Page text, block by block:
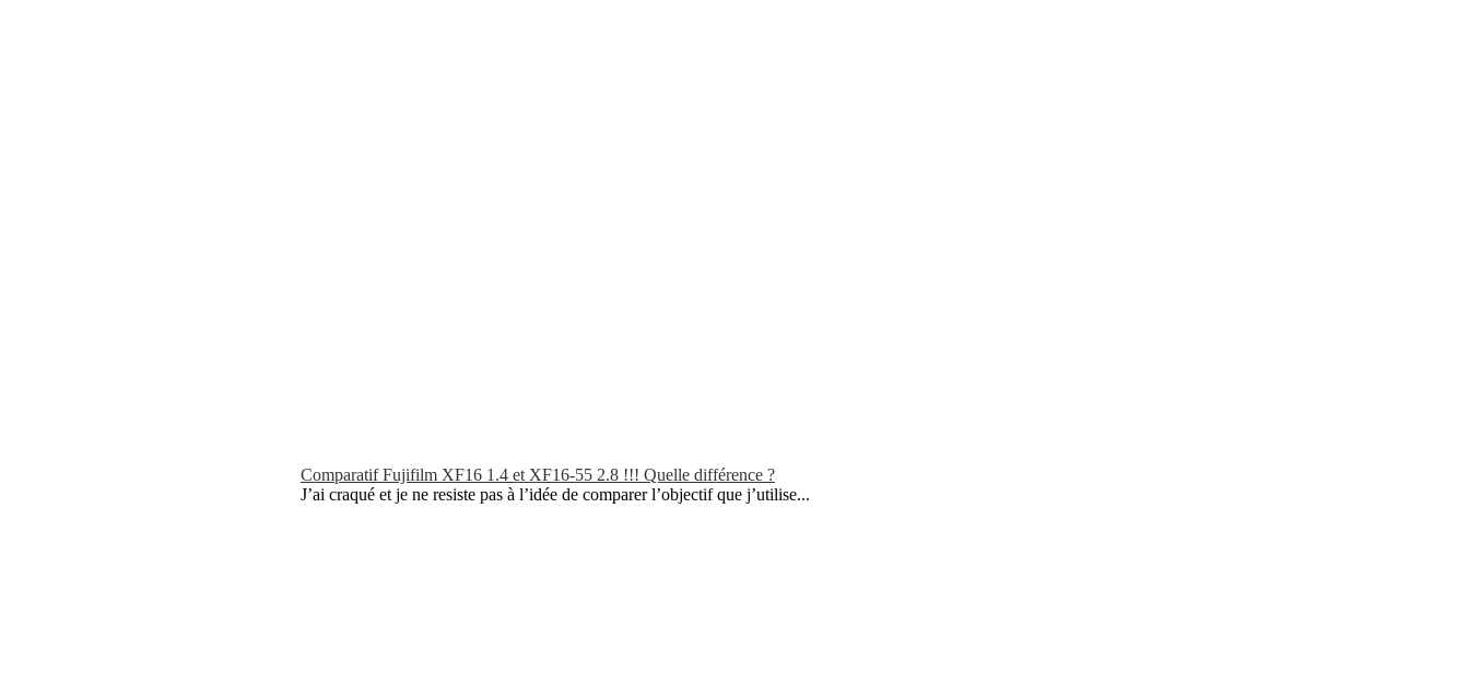
Comparatif Fujifilm XF16 1.4 et XF16-55 2.8 !!! Quelle différence ?
J’ai craqué et je ne resiste pas à l’idée de comparer l’objectif que j’utilise...